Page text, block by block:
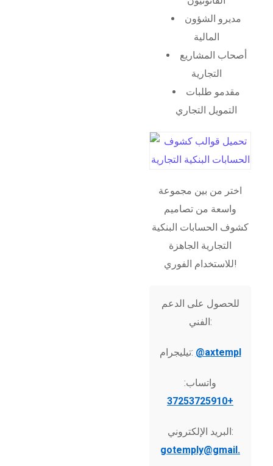
مديرو الشؤون
المالية
أصحاب المشاريع
التجارية
مقدمو طلبات
التمويل التجاري
اختر من بين مجموعة
واسعة من تصاميم
كشوف الحسابات البنكية
التجارية الجاهزة
للاستخدام الفوري!
للحصول على الدعم
الفني:
تيليجرام: @axtempl
واتساب:
+37253725910
البريد الإلكتروني:
gotemply@gmail.